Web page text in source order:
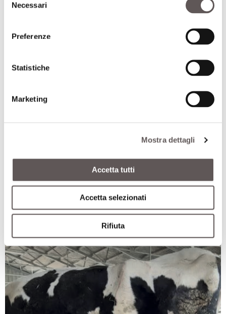
delNecessari
Preferenze
Statistiche
Marketing
Mostra dettagli
Accetta tutti
Accetta selezionati
Rifiuta
17 Luglio 2026